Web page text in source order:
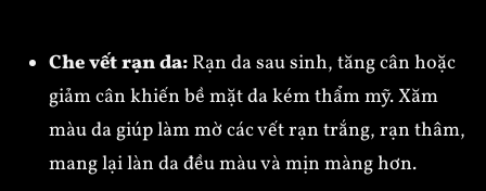
Che vết rạn da: Rạn da sau sinh, tăng cân hoặc
giảm cân khiến bề mặt da kém thẩm mỹ. Xăm
màu da giúp làm mờ các vết rạn trắng, rạn thâm,
mang lại làn da đều màu và mịn màng hơn.